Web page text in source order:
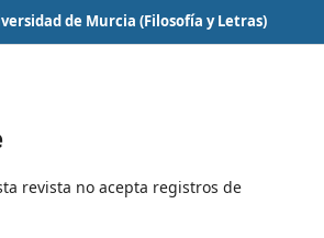
de Murcia (Filosofía y Letras)
revista no acepta registros de